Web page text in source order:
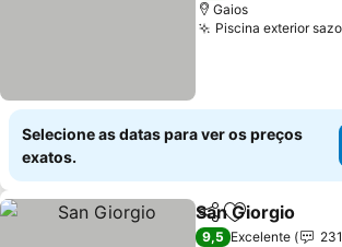
Gaios
Piscina exterior
Selecione as datas para ver os preços
exatos.
PartilharAdicionar
San Giorgio
9,5 Excelente